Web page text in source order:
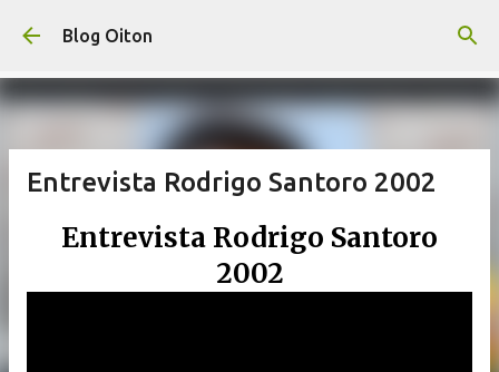
Pular para o conteúdo principal
Blog Oiton
Entrevista Rodrigo Santoro 2002
Entrevista Rodrigo Santoro
2002